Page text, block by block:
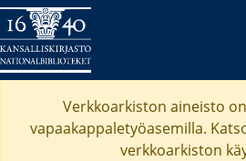
Verkkoarkiston aineisto
vapaakappaletyöasemilla.
verkkoarkiston